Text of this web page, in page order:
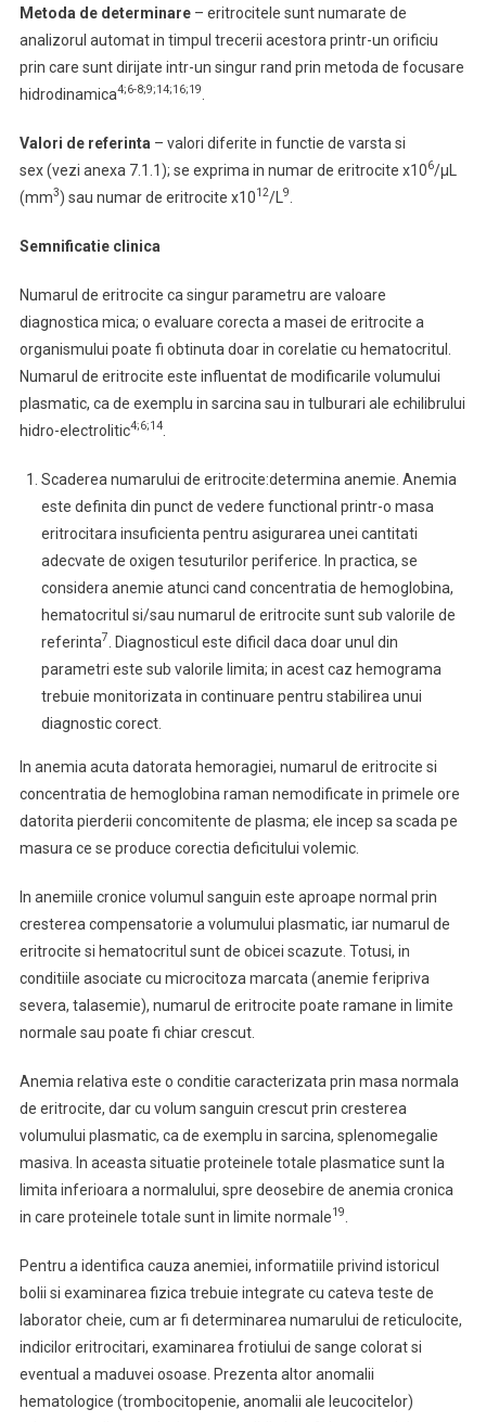
Metoda de determinare– eritrocitele sunt numarate de
analizorul automat in timpul trecerii acestora printr-un orificiu
prin care sunt dirijate intr-un singur rand prin metoda de focusare
hidrodinamica4;6-8;9;14;16;19
Valori de referinta – valori diferite in functie de varsta si
sex (vezi anexa 7.1.1); se exprima in numar de eritrocite x106/μL
(mm3) sau numar de eritrocite x1012/L 9
Semnificatie clinica
Numarul de eritrocite ca singur parametru are valoare
diagnostica mica; o evaluare corecta a masei de eritrocite a
organismului poate fi obtinuta doar in corelatie cu hematocritul.
Numarul de eritrocite este influentat de modificarile volumului
plasmatic, ca de exemplu in sarcina sau in tulburari ale echilibrului
hidro-electrolitic4;6;14.
Scaderea numarului de eritrocite:determina anemie. Anemia
este definita din punct de vedere functional printr-o masa
eritrocitara insuficienta pentru asigurarea unei cantitati
adecvate de oxigen tesuturilor periferice. In practica, se
considera anemie atunci cand concentratia de hemoglobina,
hematocritul si/sau numarul de eritrocite sunt sub valorile de
referinta7
. Diagnosticul este dificil daca doar unul din
parametri este sub valorile limita; in acest caz hemograma
trebuie monitorizata in continuare pentru stabilirea unui
diagnostic corect.
In anemia acuta datorata hemoragiei, numarul de eritrocite si
concentratia de hemoglobina raman nemodificate in primele ore
datorita pierderii concomitente de plasma; ele incep sa scada pe
masura ce se produce corectia deficitului volemic.
In anemiile cronice volumul sanguin este aproape normal prin
cresterea compensatorie a volumului plasmatic, iar numarul de
eritrocite si hematocritul sunt de obicei scazute. Totusi, in
conditiile asociate cu microcitoza marcata (anemie feripriva
severa, talasemie), numarul de eritrocite poate ramane in limite
normale sau poate fi chiar crescut.
Anemia relativa este o conditie caracterizata prin masa normala
de eritrocite, dar cu volum sanguin crescut prin cresterea
volumului plasmatic, ca de exemplu in sarcina, splenomegalie
masiva. In aceasta situatie proteinele totale plasmatice sunt la
limita inferioara a normalului, spre deosebire de anemia cronica
in care proteinele totale sunt in limite normale19
Pentru a identifica cauza anemiei, informatiile privind istoricul
bolii si examinarea fizica trebuie integrate cu cateva teste de
laborator cheie, cum ar fi determinarea numarului de reticulocite,
indicilor eritrocitari, examinarea frotiului de sange colorat si
eventual a maduvei osoase. Prezenta altor anomalii
hematologice (trombocitopenie, anomalii ale leucocitelor)